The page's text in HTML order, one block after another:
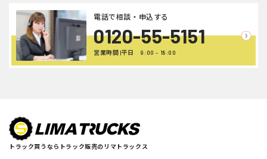
0120-55-5151
電話で相談・申込する
営業時間 |平日 9:00 - 18:00
トラック買うならトラック販売のリマトラックス